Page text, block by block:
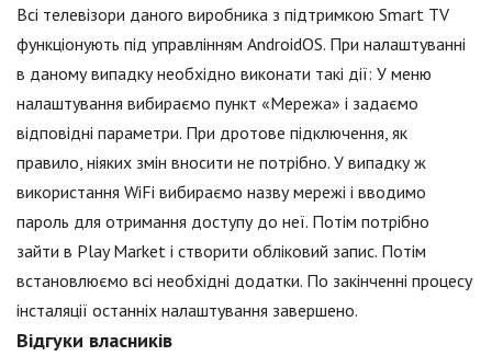
Всі телевізори даного виробника з підтримкою Smart TV
функціонують під управлінням AndroidOS. При налаштуванні
в даному випадку необхідно виконати такі дії: У меню
налаштування вибираємо пункт «Мережа» і задаємо
відповідні параметри. При дротове підключення, як
правило, ніяких змін вносити не потрібно. У випадку ж
використання WiFi вибираємо назву мережі і вводимо
пароль для отримання доступу до неї. Потім потрібно
зайти в Play Market і створити обліковий запис. Потім
встановлюємо всі необхідні додатки. По закінченні процесу
інсталяції останніх налаштування завершено.
Відгуки власників